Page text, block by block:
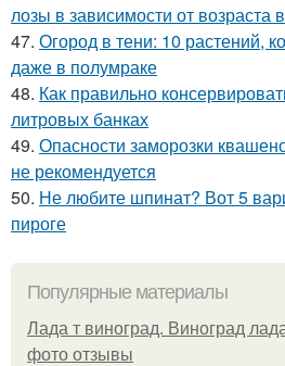
лозы в зависимости от возраста
47. Огород в тени: 10 растений,
даже в полумраке
48. Как правильно
литровых банках
49. Опасности заморозки
не рекомендуется
50. Не любите шпинат? Вот 5
пироге
Популярные материалы
Лада т виноград. Виноград
фото отзывы